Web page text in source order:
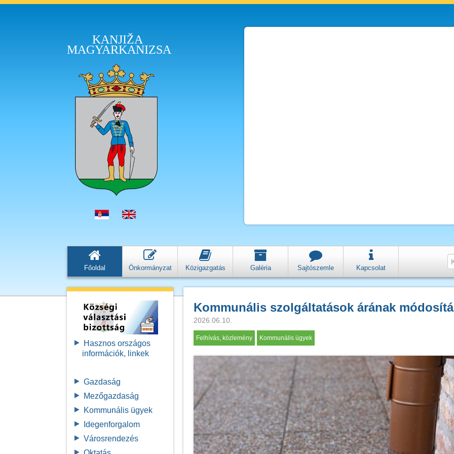
KANJIŽA
MAGYARKANIZSA
Főoldal Önkormányzat Közigazgatás Galéria Sajtószemle Kapcsolat
Hasznos országos
információk, linkek
Gazdaság
Mezőgazdaság
Kommunális ügyek
Idegenforgalom
Városrendezés
Kommunális szolgáltatások árának
2026.06.10.
Felhívás, közlemény Kommunális ügyek